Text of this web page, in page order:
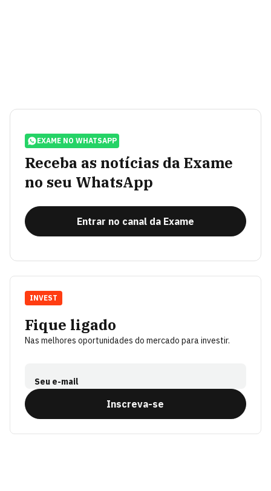
EXAME NO WHATSAPP
Receba as notícias da Exame
no seu WhatsApp
Entrar no canal da Exame
Fique ligado
Nas melhores oportunidades do mercado para investir.
Seu e-mail
Inscreva-se
INVEST